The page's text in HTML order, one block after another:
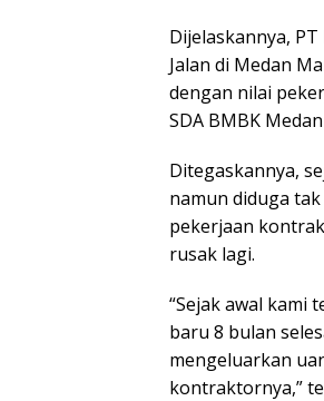
Dijelaskannya,
Jalan di Medan
dengan nilai
SDA BMBK
Ditegaskannya,
namun diduga
pekerjaan
rusak lagi.
“Sejak awal kami
baru 8 bulan
mengeluarkan
kontraktornya,”